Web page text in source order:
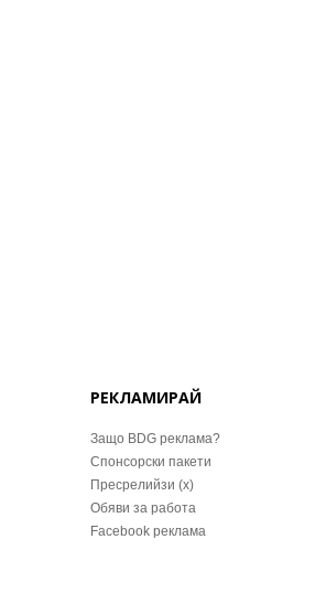
РЕКЛАМИРАЙ
Защо BDG реклама?
Спонсорски пакети
Пресрелийзи (x)
Обяви за работа
Facebook реклама